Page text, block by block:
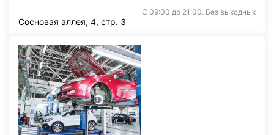
С 09:00 до 21:00. Без выходных
Сосновая аллея, 4, стр. 3